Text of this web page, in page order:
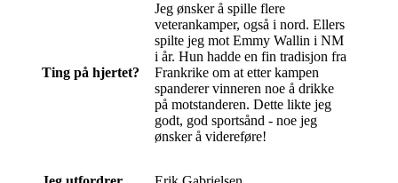
Ting på hjertet?
Jeg ønsker å spille flere
veterankamper, også i nord. Ellers
spilte jeg mot Emmy Wallin i NM
i år. Hun hadde en fin tradisjon fra
Frankrike om at etter kampen
spanderer vinneren noe å drikke
på motstanderen. Dette likte jeg
godt, god sportsånd - noe jeg
ønsker å videreføre!